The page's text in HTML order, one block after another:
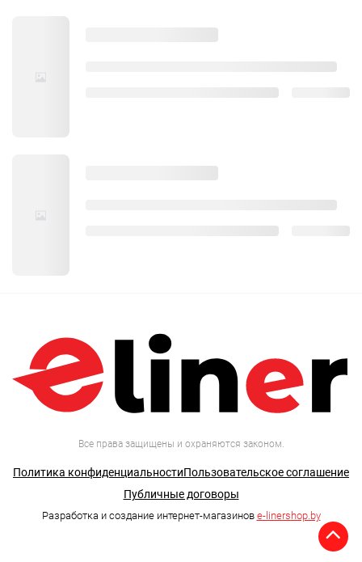
Все права защищены и охраняются законом.
Политика конфиденциальностиПользовательское соглашение
Публичные договоры
Разработка и создание интернет-магазинов e-linershop.by